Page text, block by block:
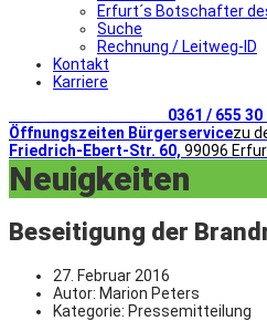
Erfurt´s Botschafter
Suche
Rechnung / Leitweg-ID
Kontakt
Karriere
0361 / 655 30
Öffnungszeiten Bürgerservicezu
Friedrich-Ebert-Str. 60, 99096
Neuigkeiten
Beseitigung der
27. Februar 2016
Autor: Marion Peters
Kategorie: Pressemitteilung